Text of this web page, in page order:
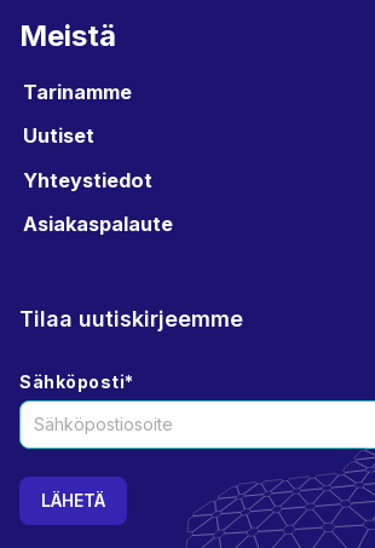
Meistä
Tarinamme
Uutiset
Yhteystiedot
Asiakaspalaute
Tilaa uutiskirjeemme
Sähköposti*